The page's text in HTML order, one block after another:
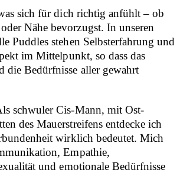
sich für dich richtig anfühlt – ob
Nähe bevorzugst. In unseren
Puddles stehen Selbsterfahrung und
im Mittelpunkt, so dass das
die Bedürfnisse aller gewahrt
schwuler Cis-Mann, mit Ost-
des Mauerstreifens entdecke ich
wirklich bedeutet. Mich
Empathie,
und emotionale Bedürfnisse